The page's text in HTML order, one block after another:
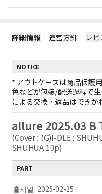
詳細情報 運営方針 レ
NOTICE
* アウトケースは商品保護
色などが包装/配送過程で
による交換・返品はできか
allure 2025.03 B
(Cover : (G)I-DLE :
SHUHUA 10p)
PART
출시일 : 2025-02-25